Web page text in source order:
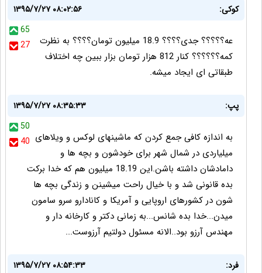
کوکی:
۱۳۹۵/۷/۲۷ ۰۸:۰۲:۵۶
65
27
عه؟؟؟؟؟ جدی؟؟؟؟ 18.9 میلیون تومان؟؟؟؟ به نظرت
کمه؟؟؟؟؟؟ کنار 812 هزار تومان بزار ببین چه اختلاف
طبقاتی ای ایجاد میشه.
پپ:
۱۳۹۵/۷/۲۷ ۰۸:۳۵:۳۳
50
40 به اندازه کافی جمع کردن که ماشینهای لوکس و ویلاهای
میلیاردی در شمال شهر برای خودشون و بچه ها و
دامادشان داشته باشن.این 18.19 میلیون هم که خدا برکت
بده قانونی شد و با خیال راحت میشینن و زندگی بچه ها
شون در کشورهای اروپایی و آمریکا و کانادارو سرو سامون
میدن...خدا بده شانس...به زمانی دکتر و کارخانه دار و
مهندس آرزو بود..الانه مسئول دولتیم آرزوست...
فرد:
۱۳۹۵/۷/۲۷ ۰۸:۵۴:۳۳